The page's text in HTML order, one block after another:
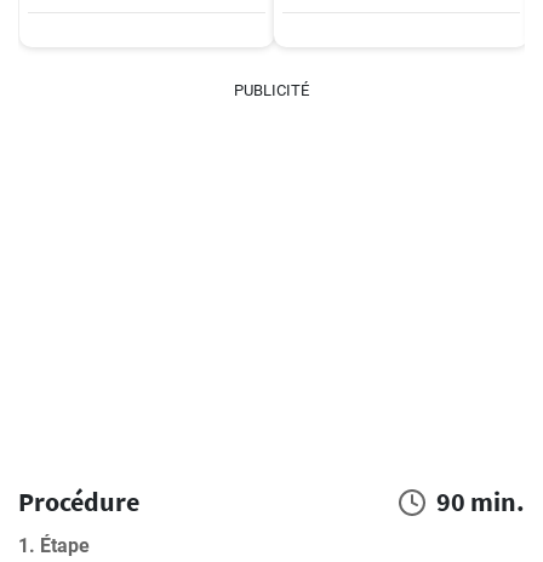
PUBLICITÉ
Procédure 90 min.
1. Étape